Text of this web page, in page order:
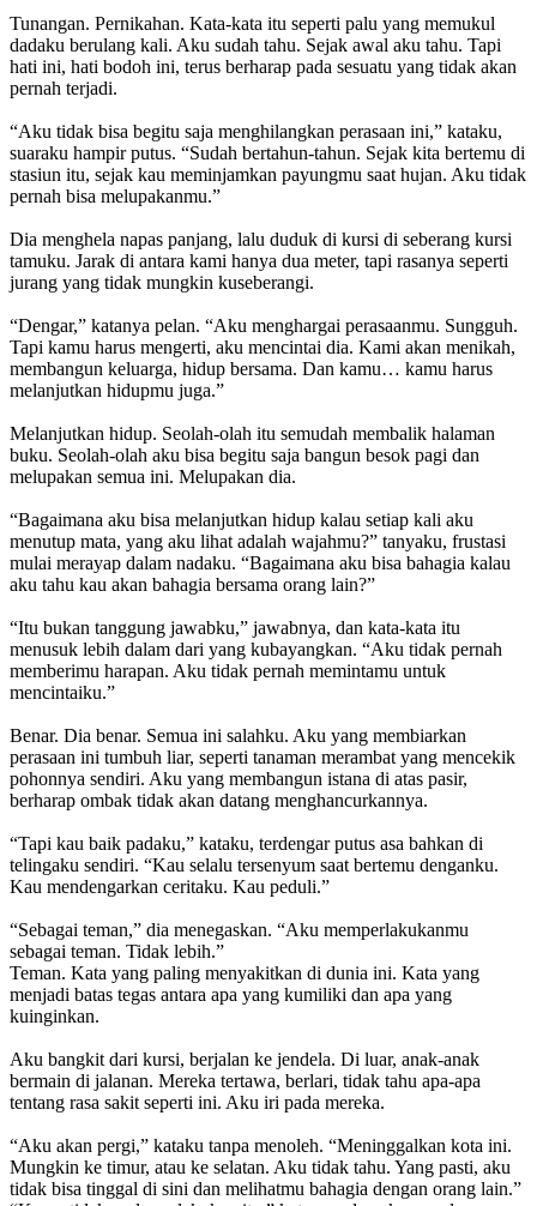
Tunangan. Pernikahan. Kata-kata itu seperti palu yang memukul
dadaku berulang kali. Aku sudah tahu. Sejak awal aku tahu. Tapi
hati ini, hati bodoh ini, terus berharap pada sesuatu yang tidak akan
pernah terjadi.
“Aku tidak bisa begitu saja menghilangkan perasaan ini,” kataku,
suaraku hampir putus. “Sudah bertahun-tahun. Sejak kita bertemu di
stasiun itu, sejak kau meminjamkan payungmu saat hujan. Aku tidak
pernah bisa melupakanmu.”
Dia menghela napas panjang, lalu duduk di kursi di seberang kursi
tamuku. Jarak di antara kami hanya dua meter, tapi rasanya seperti
jurang yang tidak mungkin kuseberangi.
“Dengar,” katanya pelan. “Aku menghargai perasaanmu. Sungguh.
Tapi kamu harus mengerti, aku mencintai dia. Kami akan menikah,
membangun keluarga, hidup bersama. Dan kamu… kamu harus
melanjutkan hidupmu juga.”
Melanjutkan hidup. Seolah-olah itu semudah membalik halaman
buku. Seolah-olah aku bisa begitu saja bangun besok pagi dan
melupakan semua ini. Melupakan dia.
“Bagaimana aku bisa melanjutkan hidup kalau setiap kali aku
menutup mata, yang aku lihat adalah wajahmu?” tanyaku, frustasi
mulai merayap dalam nadaku. “Bagaimana aku bisa bahagia kalau
aku tahu kau akan bahagia bersama orang lain?”
“Itu bukan tanggung jawabku,” jawabnya, dan kata-kata itu
menusuk lebih dalam dari yang kubayangkan. “Aku tidak pernah
memberimu harapan. Aku tidak pernah memintamu untuk
mencintaiku.”
Benar. Dia benar. Semua ini salahku. Aku yang membiarkan
perasaan ini tumbuh liar, seperti tanaman merambat yang mencekik
pohonnya sendiri. Aku yang membangun istana di atas pasir,
berharap ombak tidak akan datang menghancurkannya.
“Tapi kau baik padaku,” kataku, terdengar putus asa bahkan di
telingaku sendiri. “Kau selalu tersenyum saat bertemu denganku.
Kau mendengarkan ceritaku. Kau peduli.”
“Sebagai teman,” dia menegaskan. “Aku memperlakukanmu
sebagai teman. Tidak lebih.”
Teman. Kata yang paling menyakitkan di dunia ini. Kata yang
menjadi batas tegas antara apa yang kumiliki dan apa yang
kuinginkan.
Aku bangkit dari kursi, berjalan ke jendela. Di luar, anak-anak
bermain di jalanan. Mereka tertawa, berlari, tidak tahu apa-apa
tentang rasa sakit seperti ini. Aku iri pada mereka.
“Aku akan pergi,” kataku tanpa menoleh. “Meninggalkan kota ini.
Mungkin ke timur, atau ke selatan. Aku tidak tahu. Yang pasti, aku
tidak bisa tinggal di sini dan melihatmu bahagia dengan orang lain.”